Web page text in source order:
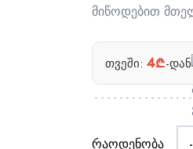
მიწოდებით
თვეში: 4₾-დან
რაოდენობა -